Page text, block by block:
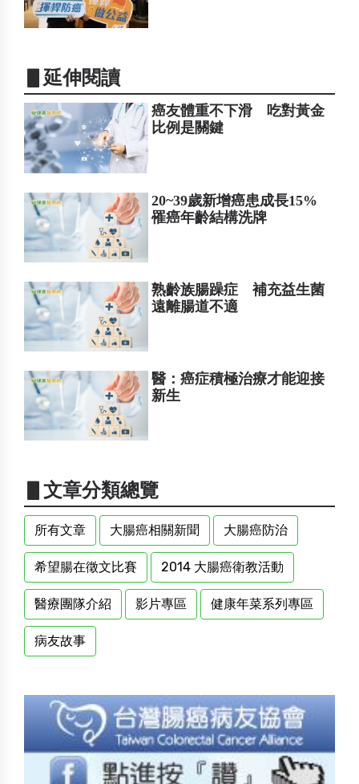
▋延伸閱讀
癌友體重不下滑 吃對黃金
比例是關鍵
20~39歲新增癌患成長15%
罹癌年齡結構洗牌
熟齡族腸躁症 補充益生菌
遠離腸道不適
醫：癌症積極治療才能迎接
新生
▋文章分類總覽
所有文章 大腸癌相關新聞 大腸癌防治
希望腸在徵文比賽 2014 大腸癌衛教活動
醫療團隊介紹 影片專區 健康年菜系列專區
病友故事